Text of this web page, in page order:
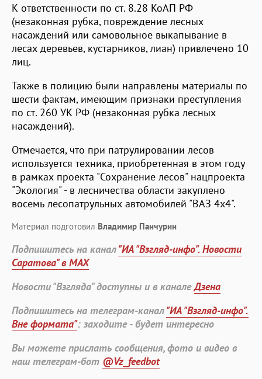
К ответственности по ст. 8.28 КоАП РФ
(незаконная рубка, повреждение лесных
насаждений или самовольное выкапывание в
лесах деревьев, кустарников, лиан) привлечено 10
лиц.
Также в полицию были направлены материалы по
шести фактам, имеющим признаки преступления
по ст. 260 УК РФ (незаконная рубка лесных
насаждений).
Отмечается, что при патрулировании лесов
используется техника, приобретенная в этом году
в рамках проекта "Сохранение лесов" нацпроекта
"Экология" - в лесничества области закуплено
восемь лесопатрульных автомобилей "ВАЗ 4х4".
Материал подготовил Владимир Панчурин
Подпишитесь на канал"ИА "Взгляд-инфо". Новости
Саратова" в MAX
Новости "Взгляда" доступны и в каналеДзена
Подпишитесь на телеграм-канал"ИА "Взгляд-инфо".
Вне формата": заходите - будет интересно
Вы можете прислать сообщения, фото и видео в
наш телеграм-бот @Vz_feedbot